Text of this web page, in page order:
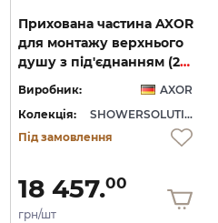
Прихована частина AXOR
для монтажу верхнього
душу з під'єднанням (26434180)
Виробник:
AXOR
Колекція:
SHOWERSOLUTIONS
Під замовлення
18 457.00
грн/шт